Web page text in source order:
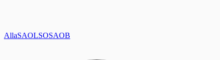
AllaSAOLSOSAOB